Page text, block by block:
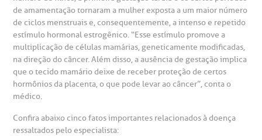
de exames
de Exames
relacionados ao nosso atendimento e aos nossos serviços.
Horário de atendimento: 2ª a 6ª feira das 7h às 18h
(11)3505-1000
ouvidoria@bp.org.br
Saiba mais
Rua Maestro Cardim, 769
CEP: 01323-001 | Bela Vista
de conduta
Financeiras
Telemedicina BP
de Infarto SUS
de Visita
de Excelência em Neurologia e
de Excelência em Ortopedia
especialidades
de amamentação tornaram a mulher exposta a um maior número
de ciclos menstruais e, consequentemente, a intenso e repetido
estímulo hormonal estrogênico. “Esse estímulo promove a
multiplicação de células mamárias, geneticamente modificadas,
na direção do câncer. Além disso, a ausência de gestação implica
que o tecido mamário deixe de receber proteção de certos
hormônios da placenta, o que pode levar ao câncer”, conta o
médico.
Confira abaixo cinco fatos importantes relacionados à doença
ressaltados pelo especialista: